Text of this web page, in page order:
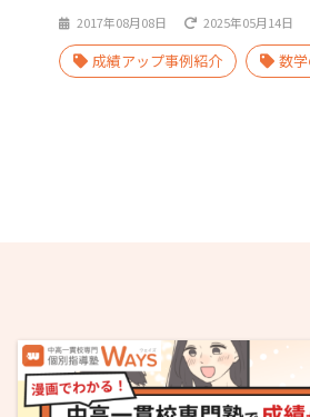
2017年08月08日 2025年05月14日
成績アップ事例紹介 数